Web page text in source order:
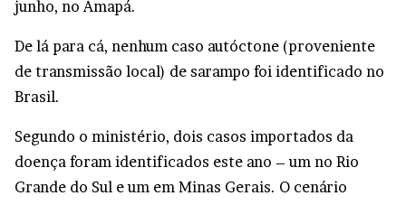
junho, no Amapá.
De lá para cá, nenhum caso autóctone (proveniente
de transmissão local) de sarampo foi identificado no
Brasil.
Segundo o ministério, dois casos importados da
doença foram identificados este ano – um no Rio
Grande do Sul e um em Minas Gerais. O cenário